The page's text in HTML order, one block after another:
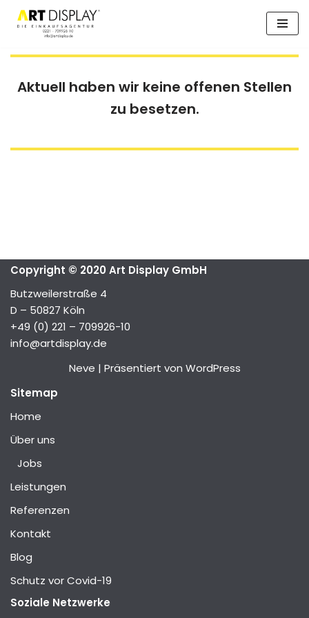
Inhalt
Aktuell haben wir keine offenen Stellen
zu besetzen.
Copyright © 2020 Art Display GmbH
Butzweilerstraße 4
D – 50827 Köln
+49 (0) 221 – 709926-10
info@artdisplay.de
Neve | Präsentiert von WordPress
Sitemap
Home
Über uns
Jobs
Leistungen
Referenzen
Kontakt
Blog
Schutz vor Covid-19
Soziale Netzwerke